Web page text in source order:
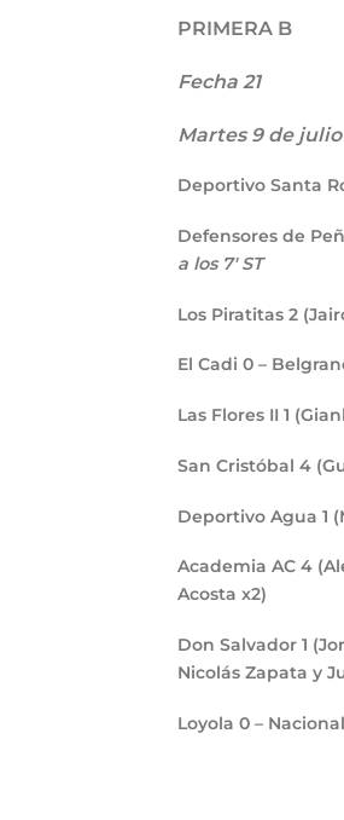
PRIMERA B
Fecha 21
Martes 9 de julio
Deportivo Santa
Defensores de
a los 7′ ST
Los Piratitas 2
El Cadi 0 –
Las Flores II 1
San Cristóbal 4
Deportivo Agua 1
Academia AC 4
Acosta x2)
Don Salvador 1
Nicolás Zapata y
Loyola 0 – Nacional